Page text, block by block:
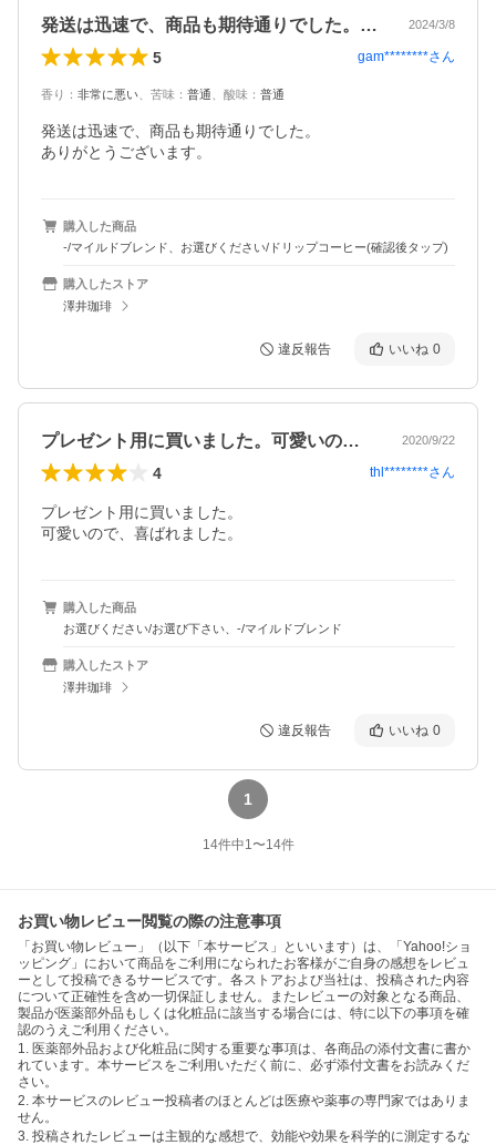
発送は迅速で、商品も期待通りでした。あ… 2024/3/8
5 gam********さん
香り ： 非常に悪い 苦味 ： 普通 酸味 ： 普通
発送は迅速で、商品も期待通りでした。
ありがとうございます。
購入した商品
-/マイルドブレンド、お選びください/ドリップコーヒー(確認後タップ)
購入したストア
澤井珈琲
違反報告 いいね 0
プレゼント用に買いました。可愛いので、… 2020/9/22
4 thl********さん
プレゼント用に買いました。
可愛いので、喜ばれました。
購入した商品
お選びください/お選び下さい、-/マイルドブレンド
購入したストア
澤井珈琲
違反報告 いいね 0
1
14件中1〜14件
お買い物レビュー閲覧の際の注意事項
「お買い物レビュー」（以下「本サービス」といいます）は、「Yahoo!ショ
ッピング」において商品をご利用になられたお客様がご自身の感想をレビュ
ーとして投稿できるサービスです。各ストアおよび当社は、投稿された内容
について正確性を含め一切保証しません。またレビューの対象となる商品、
製品が医薬部外品もしくは化粧品に該当する場合には、特に以下の事項を確
認のうえご利用ください。
1. 医薬部外品および化粧品に関する重要な事項は、各商品の添付文書に書か
れています。本サービスをご利用いただく前に、必ず添付文書をお読みくだ
さい。
2. 本サービスのレビュー投稿者のほとんどは医療や薬事の専門家ではありま
せん。
3. 投稿されたレビューは主観的な感想で、効能や効果を科学的に測定するな